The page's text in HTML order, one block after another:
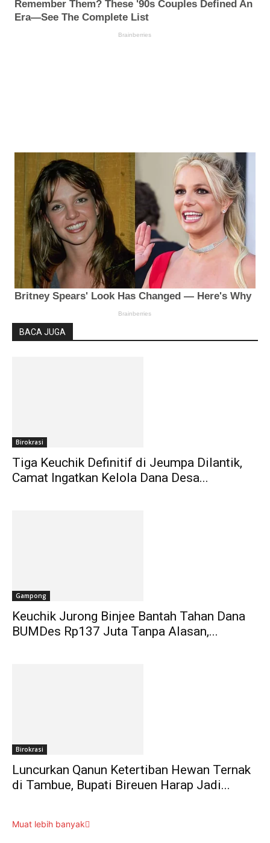
BACA JUGA
Birokrasi
Tiga Keuchik Definitif di Jeumpa Dilantik,
Camat Ingatkan Kelola Dana Desa...
Gampong
Keuchik Jurong Binjee Bantah Tahan Dana
BUMDes Rp137 Juta Tanpa Alasan,...
Birokrasi
Luncurkan Qanun Ketertiban Hewan Ternak
di Tambue, Bupati Bireuen Harap Jadi...
Muat lebih banyak